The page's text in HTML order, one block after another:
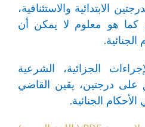
الابتدائية والاستئنافية،
كما هو معلوم لا يمكن أن
الجزائية، الشرعية
على درجتين، يقين القاضي
الجنائية.